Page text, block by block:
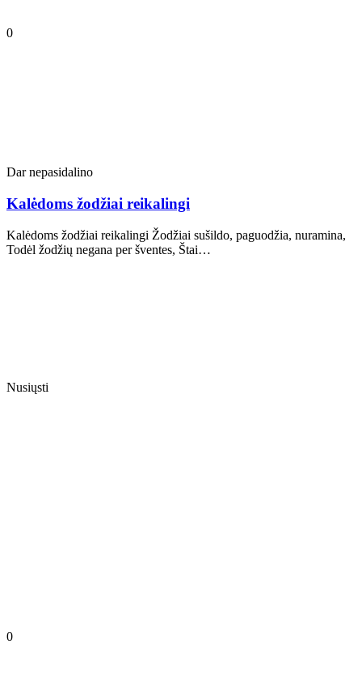
0
Dar nepasidalino
Kalėdoms žodžiai reikalingi
Kalėdoms žodžiai reikalingi Žodžiai sušildo, paguodžia, nuramina,
Todėl žodžių negana per šventes, Štai…
Nusiųsti
0